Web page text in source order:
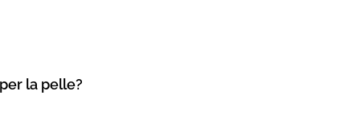
la pelle?